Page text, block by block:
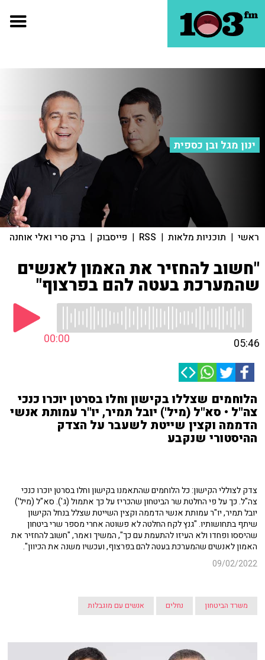
ינון מגל ובן כספית
ראשי | תוכניות מלאות |
RSS
| פייסבוק | ברק סרי ואלי אוחנה
"חשוב להחזיר את האמון לאנשים
שהמערכת בעטה להם בפרצוף"
00:00 05:46
הלוחמים שצללו בקישון וחלו בסרטן יוכרו כנכי
צה"ל • סא"ל (מיל') יובל תמיר, יו"ר עמותת אנשי
הדממה וקצין שייטת לשעבר על הצדק
ההיסטורי שנקבע
צדק לצוללי הקישון: כל הלוחמים שהתאמנו בקישון וחלו בסרטן יוכרו כנכי
צה"ל. כך על פי החלטת שר הביטחון שהכריז על כך אתמול (ג'). סא"ל (מיל')
יובל תמיר, יו"ר עמותת אנשי הדממה וקצין השייטת שצלל בנחל הקישון
שיתף בתחושותיו. "גנץ לקח החלטה לא פשוטה אחרי מספר שרי ביטחון
שהיססו ופחדו ולא העיזו להתעמת עם כך", המשיך ואמר, "חשוב להחזיר את
האמון לאנשים שהמערכת בעטה להם בפרצוף, ועכשיו משנה את הכיוון".
09/02/2022
משרד הביטחון נחלים אנשים עם מוגבלות